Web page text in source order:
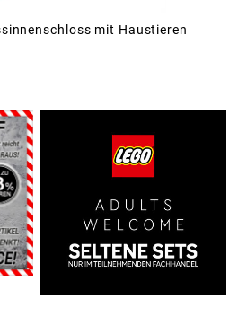
mit Haustieren